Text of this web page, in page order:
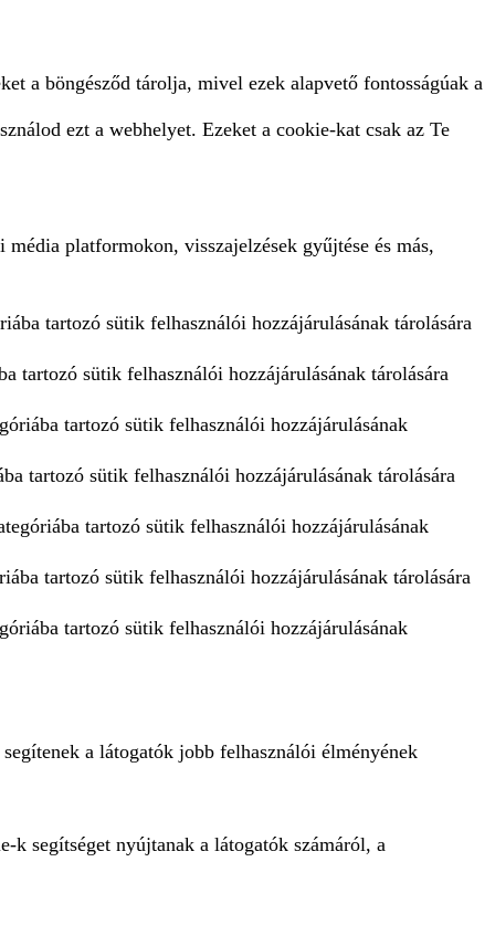
a böngésződ tárolja, mivel ezek alapvető fontosságúak a
ezt a webhelyet. Ezeket a cookie-kat csak az Te
platformokon, visszajelzések gyűjtése és más,
tartozó sütik felhasználói hozzájárulásának tárolására
tartozó sütik felhasználói hozzájárulásának tárolására
tartozó sütik felhasználói hozzájárulásának
tartozó sütik felhasználói hozzájárulásának tárolására
tartozó sütik felhasználói hozzájárulásának
tartozó sütik felhasználói hozzájárulásának tárolására
tartozó sütik felhasználói hozzájárulásának
a látogatók jobb felhasználói élményének
k segítséget nyújtanak a látogatók számáról, a